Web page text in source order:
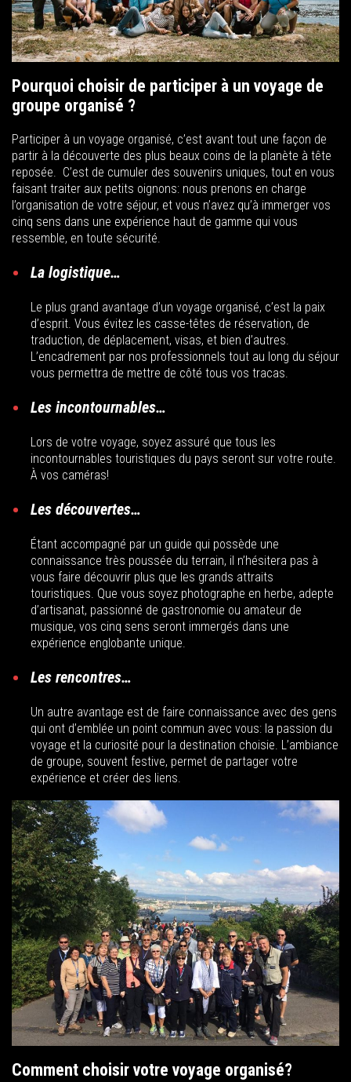
Pourquoi choisir de participer à un voyage de
groupe organisé ?
Participer à un voyage organisé, c’est avant tout une façon de
partir à la découverte des plus beaux coins de la planète à tête
reposée. C’est de cumuler des souvenirs uniques, tout en vous
faisant traiter aux petits oignons: nous prenons en charge
l’organisation de votre séjour, et vous n’avez qu’à immerger vos
cinq sens dans une expérience haut de gamme qui vous
ressemble, en toute sécurité.
La logistique…
Le plus grand avantage d’un voyage organisé, c’est la paix
d’esprit. Vous évitez les casse-têtes de réservation, de
traduction, de déplacement, visas, et bien d’autres.
L’encadrement par nos professionnels tout au long du séjour
vous permettra de mettre de côté tous vos tracas.
Les incontournables…
Lors de votre voyage, soyez assuré que tous les
incontournables touristiques du pays seront sur votre route.
À vos caméras!
Les découvertes…
Étant accompagné par un guide qui possède une
connaissance très poussée du terrain, il n’hésitera pas à
vous faire découvrir plus que les grands attraits
touristiques. Que vous soyez photographe en herbe, adepte
d’artisanat, passionné de gastronomie ou amateur de
musique, vos cinq sens seront immergés dans une
expérience englobante unique.
Les rencontres…
Un autre avantage est de faire connaissance avec des gens
qui ont d’emblée un point commun avec vous: la passion du
voyage et la curiosité pour la destination choisie. L’ambiance
de groupe, souvent festive, permet de partager votre
expérience et créer des liens.
Comment choisir votre voyage organisé?